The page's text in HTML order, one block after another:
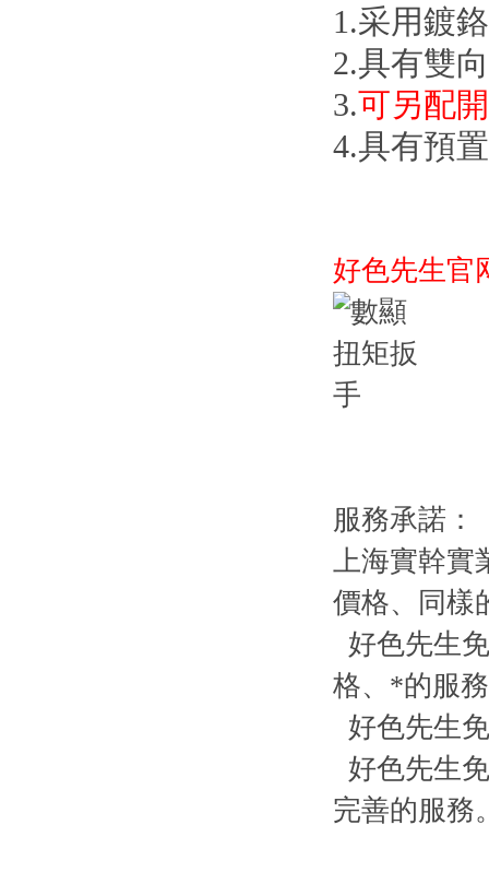
1.采用鍍鉻
2.具有雙向
3.可另配開
4.具有預置
好色先生官
服務承諾：
上海實幹實
價格、同
好色先生免
格、*的服務
好色先生免
好色先生免
完善的服務